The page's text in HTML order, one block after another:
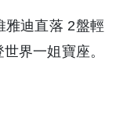
雅迪直落 2盤輕
界一姐寶座。